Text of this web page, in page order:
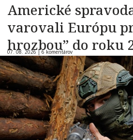
Americké
varovali Európu
hrozbou” do roku
07. 08. 2026 |6 komentárov